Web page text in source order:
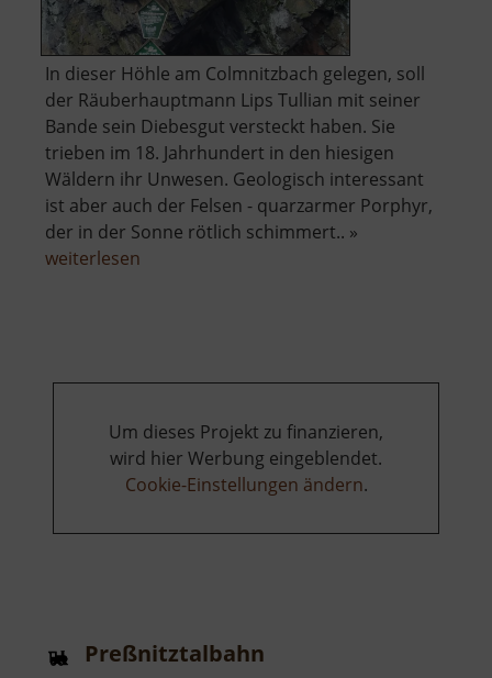
In dieser Höhle am Colmnitzbach gelegen, soll
der Räuberhauptmann Lips Tullian mit seiner
Bande sein Diebesgut versteckt haben. Sie
trieben im 18. Jahrhundert in den hiesigen
Wäldern ihr Unwesen. Geologisch interessant
ist aber auch der Felsen - quarzarmer Porphyr,
der in der Sonne rötlich schimmert.. »
weiterlesen
Um dieses Projekt zu finanzieren,
wird hier Werbung eingeblendet.
Cookie-Einstellungen ändern.
Preßnitztalbahn